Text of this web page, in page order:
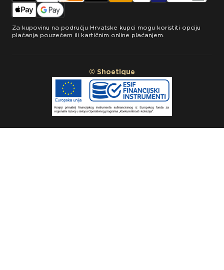
Za kupovinu na području Hrvatske kupci mogu koristiti opciju
plaćanja pouzećem ili kartičnim online plaćanjem.
© Shoetique